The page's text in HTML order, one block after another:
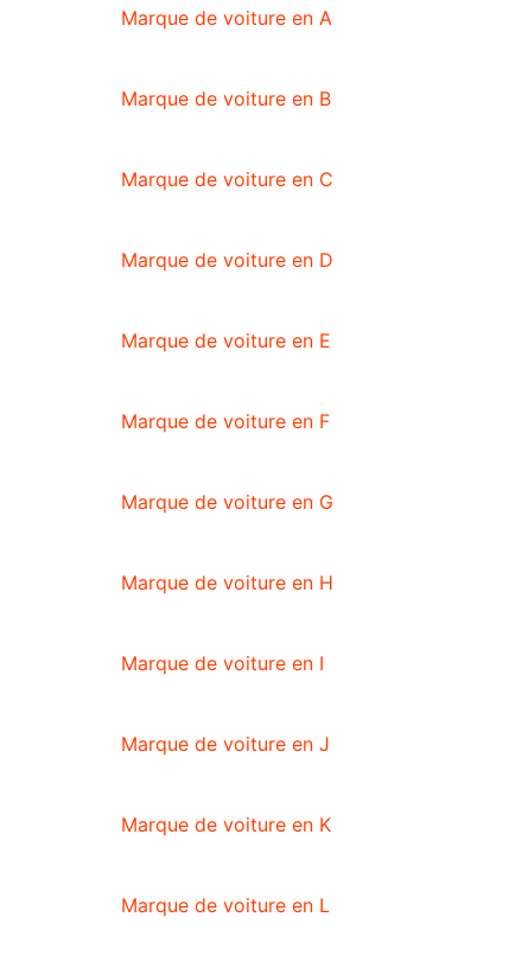
Marque de voiture en A
Marque de voiture en B
Marque de voiture en C
Marque de voiture en D
Marque de voiture en E
Marque de voiture en F
Marque de voiture en G
Marque de voiture en H
Marque de voiture en I
Marque de voiture en J
Marque de voiture en K
Marque de voiture en L